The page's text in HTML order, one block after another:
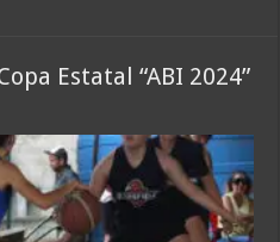
Estatal “ABI 2024”